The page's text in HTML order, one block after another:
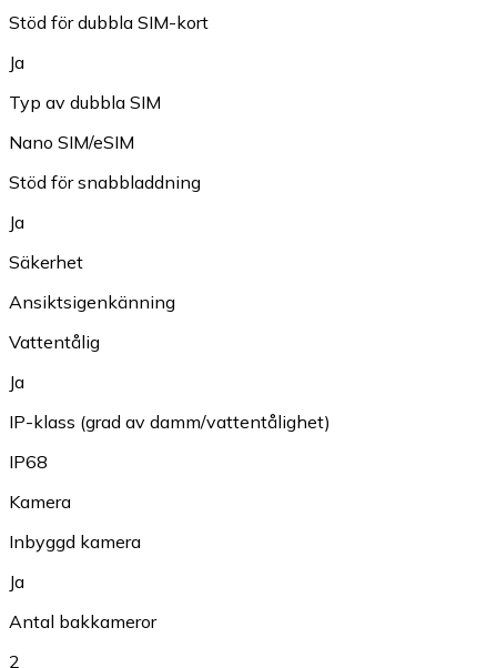
Stöd för dubbla SIM-kort
Ja
Typ av dubbla SIM
Nano SIM/eSIM
Stöd för snabbladdning
Ja
Säkerhet
Ansiktsigenkänning
Vattentålig
Ja
IP-klass (grad av damm/vattentålighet)
IP68
Kamera
Inbyggd kamera
Ja
Antal bakkameror
2